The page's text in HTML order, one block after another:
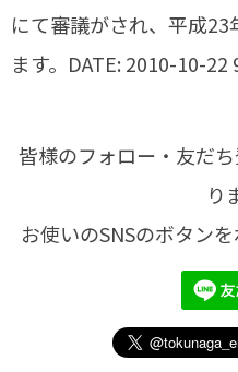
にて審議がされ、平成
ます。DATE: 2010-10-22
皆様のフォロー・友だ
り
お使いのSNSのボタン